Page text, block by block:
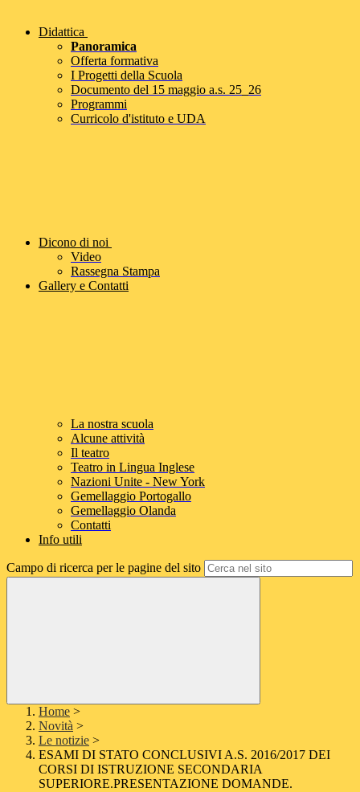
Didattica
Panoramica
Offerta formativa
I Progetti della Scuola
Documento del 15 maggio a.s. 25_26
Programmi
Curricolo d'istituto e UDA
Dicono di noi
Video
Rassegna Stampa
Gallery e Contatti
La nostra scuola
Alcune attività
Il teatro
Teatro in Lingua Inglese
Nazioni Unite - New York
Gemellaggio Portogallo
Gemellaggio Olanda
Contatti
Info utili
Campo di ricerca per le pagine del sito
Home >
Novità >
Le notizie >
ESAMI DI STATO CONCLUSIVI A.S. 2016/2017 DEI
CORSI DI ISTRUZIONE SECONDARIA
SUPERIORE.PRESENTAZIONE DOMANDE.